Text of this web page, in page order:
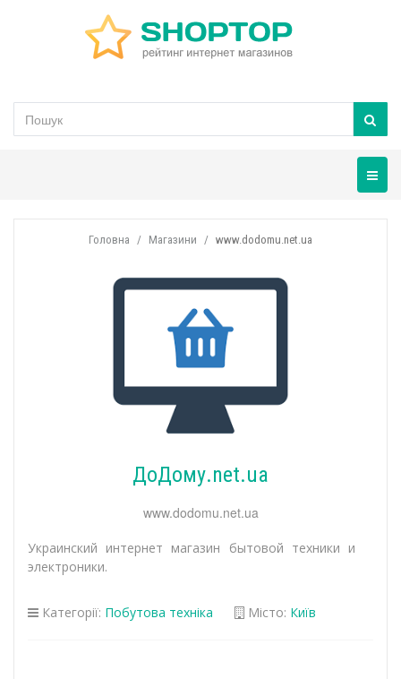
Головна Магазини www.dodomu.net.ua
ДоДому.net.ua
www.dodomu.net.ua
Украинский интернет магазин бытовой техники и
электроники.
Категорії: Побутова техніка Місто: Київ